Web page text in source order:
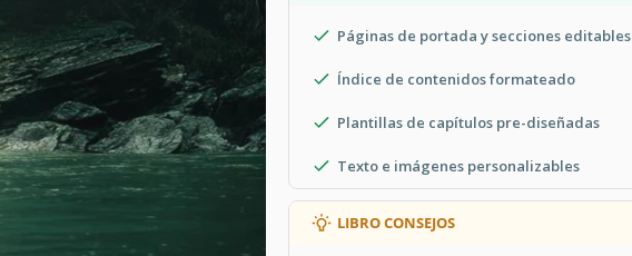
Páginas de portada y secciones editables
Índice de contenidos formateado
Plantillas de capítulos pre-diseñadas
Texto e imágenes personalizables
LIBRO CONSEJOS